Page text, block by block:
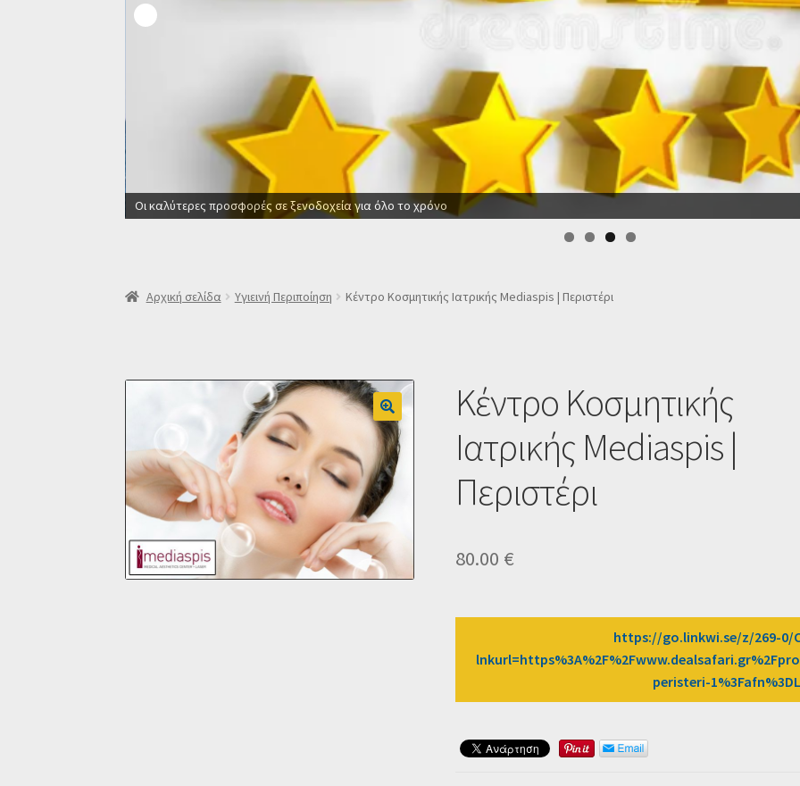
Οι καλύτερες προσφορές σε ξενοδοχεία για όλο το χρόνο
Αρχική σελίδα Υγιεινή Περιποίηση Κέντρο Κοσμητικής Ιατρικής Mediaspis | Περιστέρι
Κέντρο Κοσμητικής
Ιατρικής Mediaspis |
Περιστέρι
80.00 €
https://go.linkwi.se/z/269-0/
peristeri-